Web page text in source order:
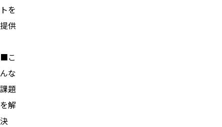
トを
提供
■こ
んな
課題
を解
決